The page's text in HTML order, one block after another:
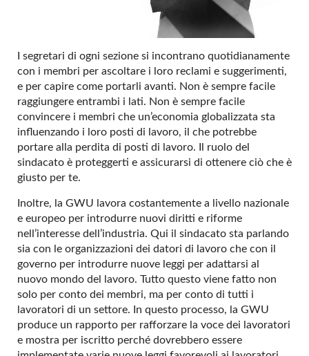
I segretari di ogni sezione si incontrano quotidianamente
con i membri per ascoltare i loro reclami e suggerimenti,
e per capire come portarli avanti. Non è sempre facile
raggiungere entrambi i lati. Non è sempre facile
convincere i membri che un’economia globalizzata sta
influenzando i loro posti di lavoro, il che potrebbe
portare alla perdita di posti di lavoro. Il ruolo del
sindacato è proteggerti e assicurarsi di ottenere ciò che è
giusto per te.
Inoltre, la GWU lavora costantemente a livello nazionale
e europeo per introdurre nuovi diritti e riforme
nell’interesse dell’industria. Qui il sindacato sta parlando
sia con le organizzazioni dei datori di lavoro che con il
governo per introdurre nuove leggi per adattarsi al
nuovo mondo del lavoro. Tutto questo viene fatto non
solo per conto dei membri, ma per conto di tutti i
lavoratori di un settore. In questo processo, la GWU
produce un rapporto per rafforzare la voce dei lavoratori
e mostra per iscritto perché dovrebbero essere